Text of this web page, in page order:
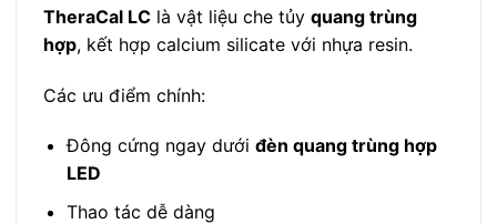
TheraCal LC là vật liệu che tủy quang trùng
hợp, kết hợp calcium silicate với nhựa resin.
Các ưu điểm chính:
Đông cứng ngay dưới đèn quang trùng hợp
LED
Thao tác dễ dàng